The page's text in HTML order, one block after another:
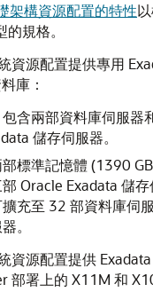
架構資源配置的特性
規格。
資源配置提供專用
庫：
包含兩部資料庫伺服器
儲存伺服器。
標準記憶體 (1390
Oracle Exadata 儲
充至 32 部資料庫伺
。
資源配置提供 Exadata
部署上的 X11M 和